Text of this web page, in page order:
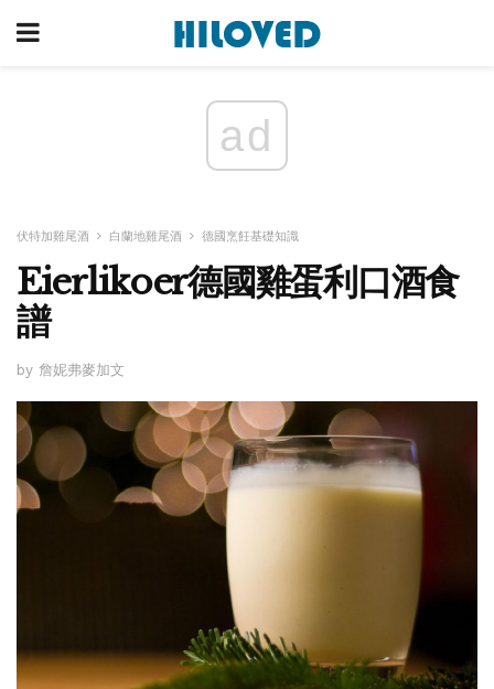
ad
伏特加雞尾酒 白蘭地雞尾酒 德國烹飪基礎知識
Eierlikoer德國雞蛋利口酒食
譜
by 詹妮弗麥加文